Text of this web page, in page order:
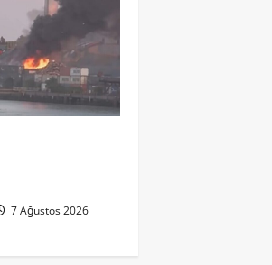
7 Ağustos 2026